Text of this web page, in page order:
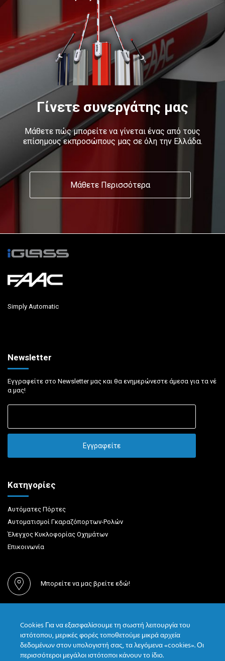
Γίνετε συνεργάτης μας
Μάθετε πώς μπορείτε να γίνεται ένας από τους
επίσημους εκπροσώπους μας σε όλη την Ελλάδα.
Μάθετε Περισσότερα
Simply Automatic
Newsletter
Εγγραφείτε στο Newsletter μας και θα ενημερώνεστε άμεσα για τα νέ
α μας!
Κατηγορίες
Αυτόματες Πόρτες
Αυτοματισμοί Γκαραζόπορτων-Ρολών
Έλεγχος Κυκλοφορίας Οχημάτων
Επικοινωνία
Μπορείτε να μας βρείτε εδώ!
sales@iglass.gr
Cookies Για να εξασφαλίσουμε τη σωστή λειτουργία του
ιστότοπου, μερικές φορές τοποθετούμε μικρά αρχεία
δεδομένων στον υπολογιστή σας, τα λεγόμενα «cookies». Οι
περισσότεροι μεγάλοι ιστότοποι κάνουν το ίδιο.